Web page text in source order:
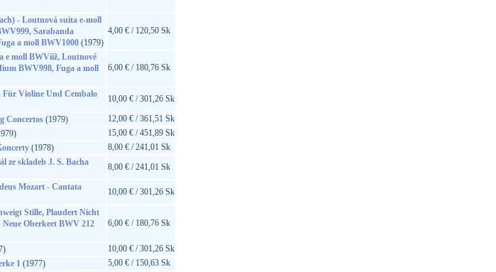
- Loutnová suita e-moll
Sarabanda
a moll BWV1000(1979)
4,00 € / 120,50 Sk
e moll BWVííž, Loutnové
BWV998, Fuga a moll
6,00 € / 180,76 Sk
Für Violine Und Cembalo
10,00 € / 301,26 Sk
Concertos(1979)
12,00 € / 361,51 Sk
15,00 € / 451,89 Sk
(1978)
8,00 € / 241,01 Sk
ze skladeb J. S. Bacha
8,00 € / 241,01 Sk
Mozart - Cantata
10,00 € / 301,26 Sk
Stille, Plaudert Nicht
Oberkeet BWV 212
6,00 € / 180,76 Sk
10,00 € / 301,26 Sk
1(1977) 5,00 € / 150,63 Sk